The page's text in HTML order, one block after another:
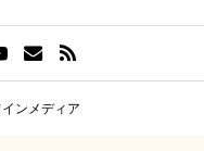
ンメディア